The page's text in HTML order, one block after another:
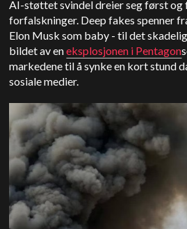
AI-støttet svindel dreier seg først og
forfalskninger. Deep fakes spenner
Elon Musk som baby - til det
bildet av eneksplosjonen i Pentagon
markedene til å synke en kort stund
sosiale medier.